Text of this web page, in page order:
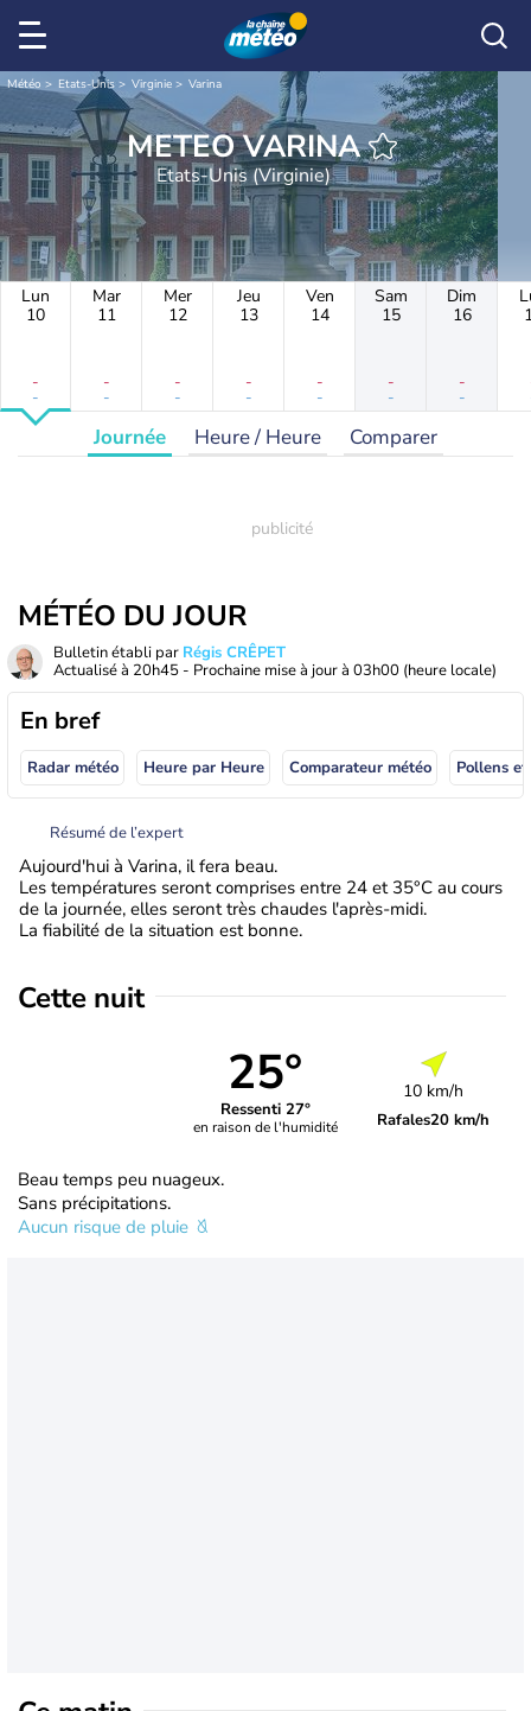
Météo Etats-Unis Virginie Varina
METEO VARINA
Etats-Unis (Virginie)
Lun
10
-
-
Mar
11
-
-
Mer
12
-
-
Jeu
13
-
-
Ven
14
-
-
Sam
15
-
-
Dim
16
-
-
Journée Heure / Heure Comparer
MÉTÉO DU JOUR
Bulletin établi par Régis CRÊPET
Actualisé à 20h45 - Prochaine mise à jour à 03h00 (heure locale)
En bref
Radar météo Heure par Heure Comparateur météo Pollens
Résumé de l’expert
Aujourd'hui à Varina, il fera beau.
Les températures seront comprises entre 24 et 35°C au cours
de la journée, elles seront très chaudes l'après-midi.
La fiabilité de la situation est bonne.
Cette nuit
25°
Ressenti 27°
en raison de l'humidité
10 km/h
Rafales20 km/h
Beau temps peu nuageux.
Sans précipitations.
Aucun risque de pluie